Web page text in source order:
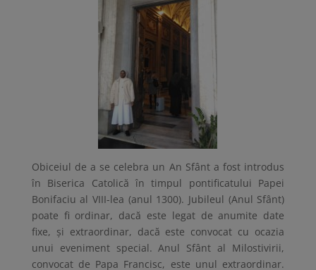
Obiceiul de a se celebra un An Sfânt a fost introdus
în Biserica Catolică în timpul pontificatului Papei
Bonifaciu al VIII-lea (anul 1300). Jubileul (Anul Sfânt)
poate fi ordinar, dacă este legat de anumite date
fixe, și extraordinar, dacă este convocat cu ocazia
unui eveniment special. Anul Sfânt al Milostivirii,
convocat de Papa Francisc, este unul extraordinar.